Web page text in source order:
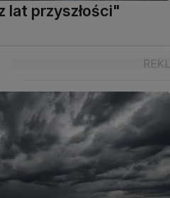
lat przyszłości"